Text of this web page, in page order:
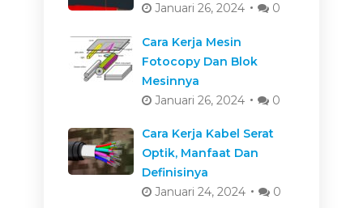
Januari 26, 2024
0
Cara Kerja Mesin
Fotocopy Dan Blok
Mesinnya
Januari 26, 2024
0
Cara Kerja Kabel Serat
Optik, Manfaat Dan
Definisinya
Januari 24, 2024
0